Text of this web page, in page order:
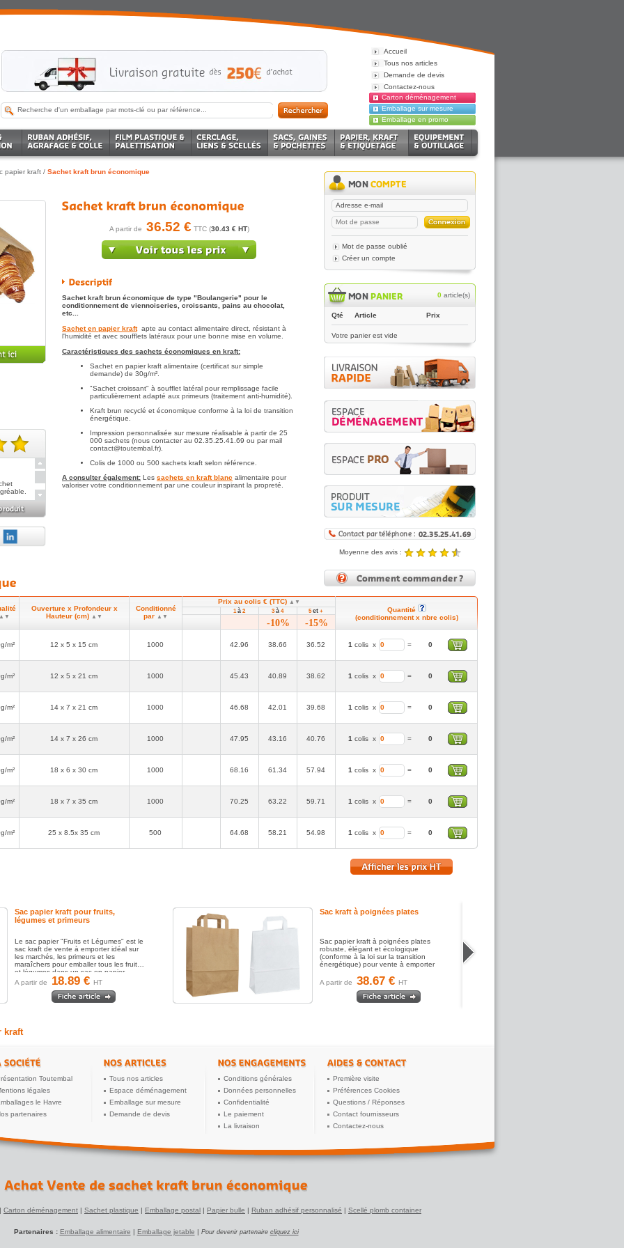
papier kraft / Sachet kraft brun économique
et
A partir de 36.52 € TTC (30.43 € HT)
Sachet kraft brun économique de type "Boulangerie" pour le
conditionnement de viennoiseries, croissants, pains au chocolat,
etc...
Sachet en papier kraft apte au contact alimentaire direct, résistant à
l'humidité et avec soufflets latéraux pour une bonne mise en volume.
Caractéristiques des sachets économiques en kraft:
Sachet en papier kraft alimentaire (certificat sur simple
demande) de 30g/m².
"Sachet croissant" à soufflet latéral pour remplissage facile
particulièrement adapté aux primeurs (traitement anti-humidité).
Kraft brun recyclé et économique conforme à la loi de transition
énergétique.
Impression personnalisée sur mesure réalisable à partir de 25
000 sachets (nous contacter au 02.35.25.41.69 ou par mail
contact@toutembal.fr).
Colis de 1000 ou 500 sachets kraft selon référence.
A consulter également: Les sachets en kraft blanc alimentaire pour
valoriser votre conditionnement par une couleur inspirant la propreté.
Mot de passe oublié
Créer un compte
0 article(s)
Qté Article Prix
Votre panier est vide
Moyenne des avis :
Noté4.89/5 |8431reviews
▲▼
Ouverture x Profondeur x
Hauteur (cm) ▲▼
Conditionné
par ▲▼
Prix au colis € (TTC) ▲▼
Quantité
(conditionnement x nbre colis)
1à 2 3 à 4 5et +
-10% -15%
m² 12 x 5 x 15 cm 1000 42.96 38.66 36.52 1 colis x = 0
m² 12 x 5 x 21 cm 1000 45.43 40.89 38.62 1 colis x = 0
m² 14 x 7 x 21 cm 1000 46.68 42.01 39.68 1 colis x = 0
m² 14 x 7 x 26 cm 1000 47.95 43.16 40.76 1 colis x = 0
m² 18 x 6 x 30 cm 1000 68.16 61.34 57.94 1 colis x = 0
m² 18 x 7 x 35 cm 1000 70.25 63.22 59.71 1 colis x = 0
m² 25 x 8.5x 35 cm 500 64.68 58.21 54.98 1 colis x = 0
Sac papier kraft pour fruits,
légumes et primeurs
Le sac papier "Fruits et Légumes" est le
sac kraft de vente à emporter idéal sur
les marchés, les primeurs et les
maraîchers pour emballer tous les fruits
et légumes dans un sac en papier...
A partir de 18.89 € HT
Sac kraft à poignées plates
Sac papier kraft à poignées plates
robuste, élégant et écologique
(conforme à la loi sur la transition
énergétique) pour vente à emporter
A partir de 38.67 € HT
kraft
Accueil
Tous nos articles
Demande de devis
Contactez-nous
Carton déménagement
Emballage sur mesure
Emballage en promo
Toutembal
légales
le Havre
partenaires
Tous nos articles
Espace déménagement
Emballage sur mesure
Demande de devis
Conditions générales
Données personnelles
Confidentialité
Le paiement
La livraison
Première visite
Préférences Cookies
Questions / Réponses
Contact fournisseurs
Contactez-nous
| Carton déménagement | Sachet plastique | Emballage postal | Papier bulle | Ruban adhésif personnalisé | Scellé plomb container
Partenaires : Emballage alimentaire | Emballage jetable | Pour devenir partenaire cliquez ici